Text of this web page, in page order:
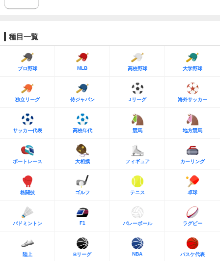
種目一覧
プロ野球 MLB 高校野球 大学野球
独立リーグ 侍ジャパン Jリーグ 海外サッカー
サッカー代表 高校年代 競馬 地方競馬
ボートレース 大相撲 フィギュア カーリング
格闘技 ゴルフ テニス 卓球
バドミントン F1 バレーボール ラグビー
陸上 Bリーグ NBA バスケ代表